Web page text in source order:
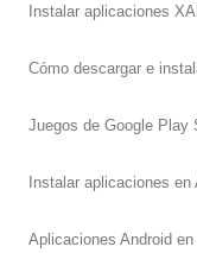
Instalar aplicaciones
Cómo descargar e
Juegos de Google Play
Instalar aplicaciones en
Aplicaciones Android en